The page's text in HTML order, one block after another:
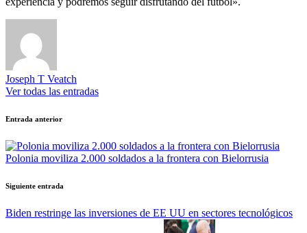
Joseph T Veatch
Ver todas las entradas
Navegación
de
entradas
Entrada anterior
Polonia moviliza 2.000 soldados a la frontera con Bielorrusia
Siguiente entrada
Biden restringe las inversiones de EE UU en sectores tecnológicos